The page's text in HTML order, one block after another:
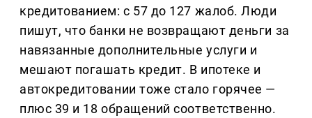
кредитованием: с 57 до 127 жалоб. Люди
пишут, что банки не возвращают деньги за
навязанные дополнительные услуги и
мешают погашать кредит. В ипотеке и
автокредитовании тоже стало горячее —
плюс 39 и 18 обращений соответственно.